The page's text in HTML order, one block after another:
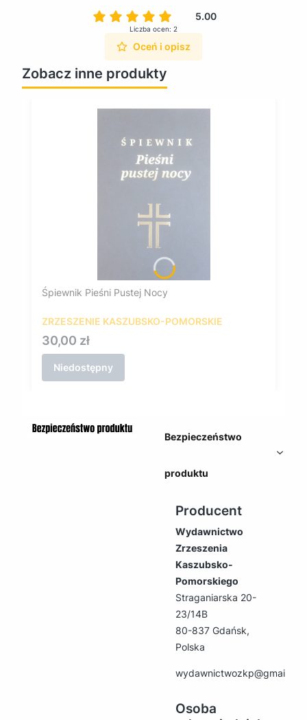
5.00
Liczba ocen: 2
Oceń i opisz
Zobacz inne produkty
Śpiewnik Pieśni Pustej Nocy
ZRZESZENIE KASZUBSKO-POMORSKIE
Cena
30,00 zł
Niedostępny
Bezpieczeństwo
produktu
Producent
Wydawnictwo
Zrzeszenia
Kaszubsko-
Pomorskiego
Straganiarska 20-
23/14B
80-837 Gdańsk,
Polska
Osoba